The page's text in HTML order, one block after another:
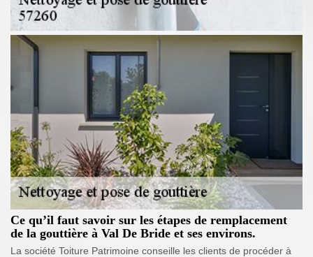
Ce qu’il faut savoir sur les étapes de remplacement
de la gouttière à Val De Bride et ses environs.
La société Toiture Patrimoine conseille les clients de procéder à